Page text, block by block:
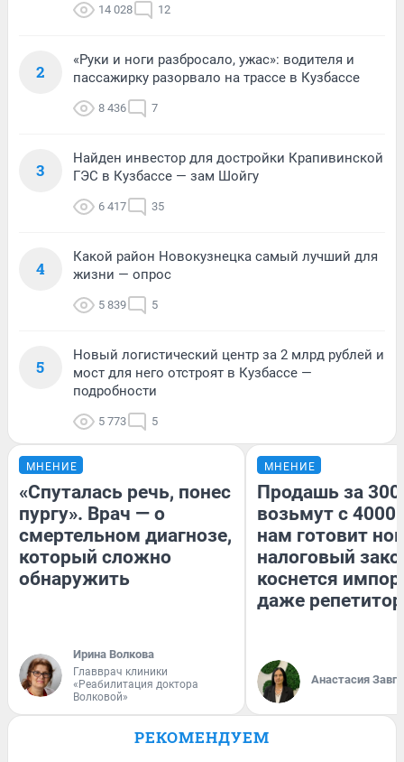
14 028 12
2
«Руки и ноги разбросало, ужас»: водителя и
пассажирку разорвало на трассе в Кузбассе
8 436 7
3
Найден инвестор для достройки Крапивинской
ГЭС в Кузбассе — зам Шойгу
6 417 35
4
Какой район Новокузнецка самый лучший для
жизни — опрос
5 839 5
5
Новый логистический центр за 2 млрд рублей и
мост для него отстроят в Кузбассе —
подробности
5 773 5
МНЕНИЕ
«Спуталась речь, понес
пургу». Врач — о
смертельном диагнозе,
который сложно
обнаружить
Ирина Волкова
Главврач клиники
«Реабилитация доктора
Волковой»
МНЕНИЕ
Продашь за
возьмут с
нам готовит
налоговый
коснется
даже
Анастасия
РЕКОМЕНДУЕМ